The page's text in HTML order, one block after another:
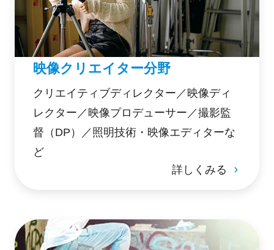
映像クリエイター分野
クリエイティブディレクター／映像ディ
レクター／映像プロデューサー／撮影監
督（DP）／照明技術・映像エディターな
ど
詳しくみる